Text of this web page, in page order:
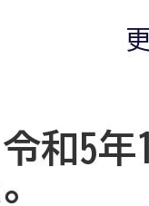
和5年